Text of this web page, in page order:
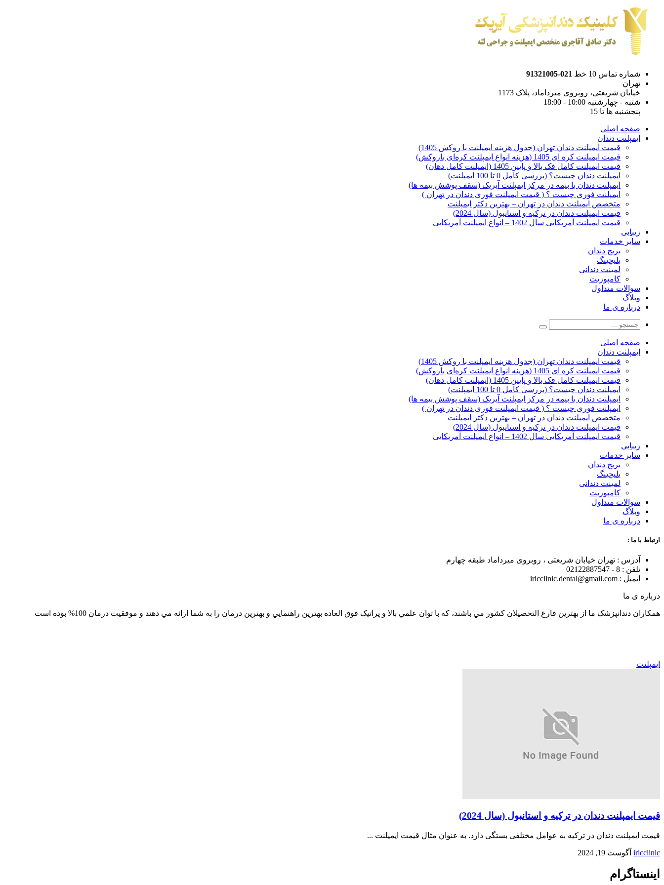
شماره تماس 10 خط
021-91321005
تهران
خیابان شریعتی، روبروی میرداماد، پلاک 1173
شنبه - چهارشنبه 10:00 - 18:00
پنجشنبه ها تا 15
صفحه اصلی
ایمپلنت دندان
قیمت ایمپلنت دندان تهران (جدول هزینه ایمپلنت با روکش 1405)
قیمت ایمپلنت کره ای‌ 1405 (هزینه انواع ایمپلنت کره‌ای با‌روکش)
قیمت ایمپلنت کامل فک بالا و پایین 1405 (ایمپلنت کامل دهان)
ایمپلنت دندان چیست؟ (بررسی کامل 0 تا 100 ایمپلنت)
ایمپلنت دندان با بیمه در مرکز ایمپلنت آیریک (سقف پوشش بیمه ها)
ایمپلنت فوری چیست ؟ ( قیمت ایمپلنت فوری دندان در تهران )
متخصص ایمپلنت دندان در تهران – بهترین دکتر ایمپلنت
قیمت ایمپلنت دندان در ترکیه و استانبول (سال 2024)
قیمت ایمپلنت آمریکایی سال 1402 – انواع ایمپلنت آمریکایی
زیبایی
سایر خدمات
بریج دندان
بلیچینگ
لمینت دندانی
کامپوزیت
سوالات متداول
وبلاگ
درباره ی ما
صفحه اصلی
ایمپلنت دندان
قیمت ایمپلنت دندان تهران (جدول هزینه ایمپلنت با روکش 1405)
قیمت ایمپلنت کره ای‌ 1405 (هزینه انواع ایمپلنت کره‌ای با‌روکش)
قیمت ایمپلنت کامل فک بالا و پایین 1405 (ایمپلنت کامل دهان)
ایمپلنت دندان چیست؟ (بررسی کامل 0 تا 100 ایمپلنت)
ایمپلنت دندان با بیمه در مرکز ایمپلنت آیریک (سقف پوشش بیمه ها)
ایمپلنت فوری چیست ؟ ( قیمت ایمپلنت فوری دندان در تهران )
متخصص ایمپلنت دندان در تهران – بهترین دکتر ایمپلنت
قیمت ایمپلنت دندان در ترکیه و استانبول (سال 2024)
قیمت ایمپلنت آمریکایی سال 1402 – انواع ایمپلنت آمریکایی
زیبایی
سایر خدمات
بریج دندان
بلیچینگ
لمینت دندانی
کامپوزیت
سوالات متداول
وبلاگ
درباره ی ما
ارتباط با ما :
آدرس : تهران خیابان شریعتی ، روبروی میرداماد طبقه چهارم
تلفن : 8 - 02122887547
ایمیل : iricclinic.dental@gmail.com
درباره ی ما
همکاران دندانپزشک ما از بهترين فارغ التحصيلان کشور مي باشند، که با توان علمي بالا و پراتيک فوق العاده بهترين راهنمايي و بهترين درمان را به شما ارائه مي دهند و موفقيت درمان 100% بوده است
ایمپلنت
قیمت ایمپلنت دندان در ترکیه و استانبول (سال 2024)
قیمت ایمپلنت دندان در ترکیه به عوامل مختلفی بستگی دارد. به عنوان مثال قیمت ایمپلنت ...
iricclinic آگوست 19, 2024
اینستاگرام